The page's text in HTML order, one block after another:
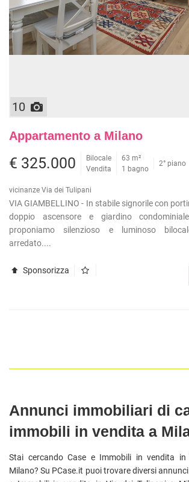
10
Appartamento a Milano
€ 325.000
Bilocale
Vendita
63 m²
1 bagno
2° piano
vicinanze Via dei Tulipani
VIA GIAMBELLINO - In stabile signorile con
doppio ascensore e giardino
proponiamo silenzioso e luminoso
arredato....
Sponsorizza
Annunci immobiliari di
immobili in vendita a
Stai cercando Case e Immobili in vendita
Milano? Su PCase.it puoi trovare diversi